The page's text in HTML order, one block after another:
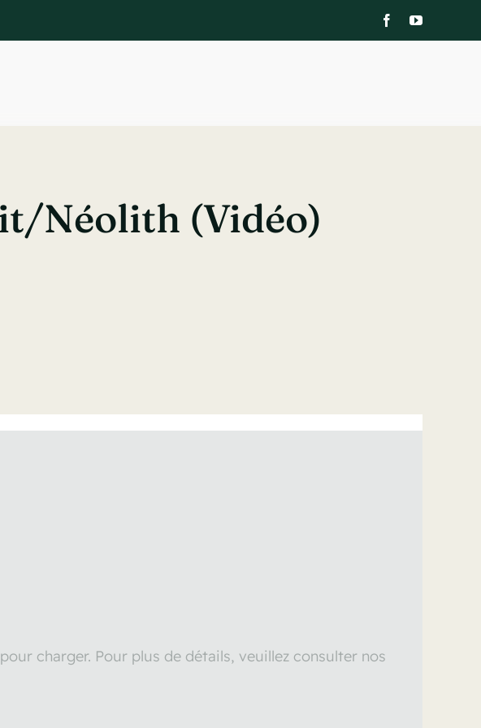
Néolith (vidéo)
charger. Pour plus de détails, veuillez consulter nos